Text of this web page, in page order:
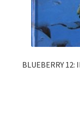
BLUEBERRY 12: